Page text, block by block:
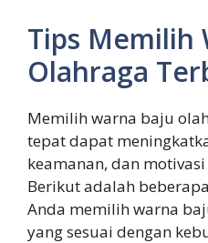
Tips Memilih
Olahraga
Memilih warna baju
tepat dapat
keamanan, dan
Berikut adalah
Anda memilih warna
yang sesuai dengan